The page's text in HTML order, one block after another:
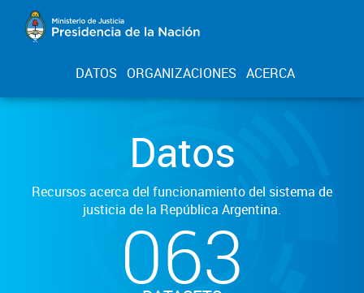
DATOS ORGANIZACIONES ACERCA
Datos
Recursos acerca del funcionamiento del sistema de
justicia de la República Argentina.
063